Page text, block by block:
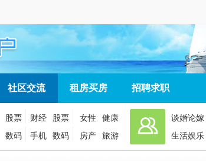
社区交流 租房买房 招聘求职
股票 财经 股票 女性
健康
数码 手机 数码 房产 旅游
谈婚论嫁
生活娱乐